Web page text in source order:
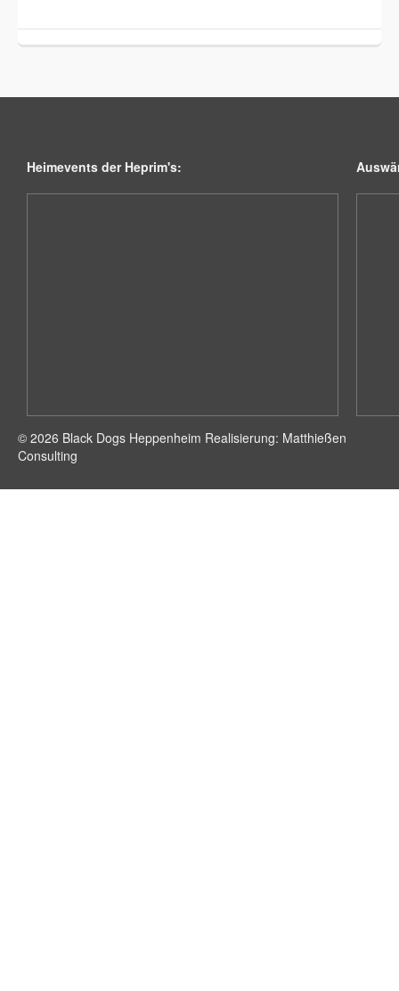
Heimevents der Heprim's:
© 2026 Black Dogs Heppenheim Realisierung: Matthießen
Consulting